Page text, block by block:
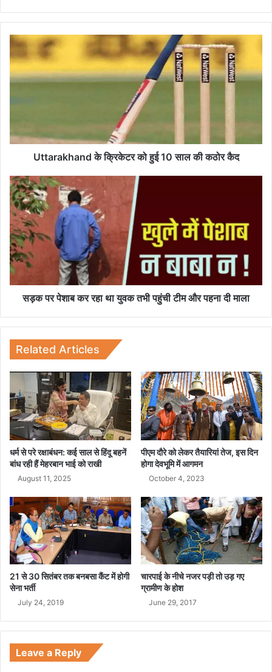
U
t
a
a
के
क्रि
के
र
को
हु
ई
1
ठो
र
द
Uttarakhand के क्रिकेटर को हुई 10 साल की कठोर कैद
स
ड़
क
र
पे
शा
ब
क
व
क
भी
प
हुं
ची
टी
म
प
ह
ना
दी
मा
ला
सड़क पर पेशाब कर रहा था युवक तभी पहुंची टीम और पहना दी माला
Related Articles
धर्म से परे रक्षाबंधन: कई साल से हिंदू बहनें
बांध रही हैं मेहरबान भाई को राखी
August 11, 2025
पीएम दौरे को लेकर तैयारियां तेज, इस दिन
होगा देवभूमि में आगमन
October 4, 2023
21 से 30 सितंबर तक बनबसा कैंट में होगी
सेना भर्ती
July 24, 2019
चारपाई के नीचे नजर पड़ी तो उड़ गए
ग्रामीण के होश
June 29, 2017
Leave a Reply